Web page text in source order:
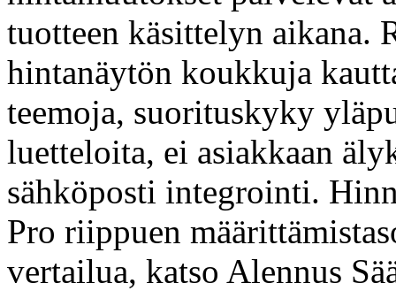
tuotteen käsittelyn aikana.
hintanäytön koukkuja
teemoja, suorituskyky
luetteloita, ei asiakkaan
sähköposti integrointi.
Pro riippuen
vertailua, katso Alennus